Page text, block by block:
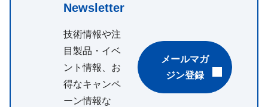
Newsletter
技術情報や注
目製品・イベ
ント情報、お
得なキャンペ
ーン情報な
メールマガ
ジン登録